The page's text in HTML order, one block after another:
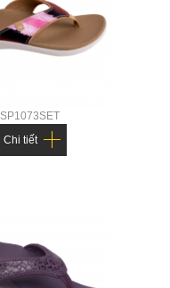
SP1073SET
Chi tiết